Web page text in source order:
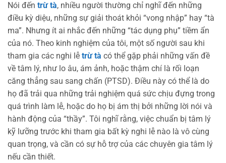
Nói đến trừ tà, nhiều người thường chỉ nghĩ đến những
điều kỳ diệu, những sự giải thoát khỏi “vong nhập” hay “tà
ma”. Nhưng ít ai nhắc đến những “tác dụng phụ” tiềm ẩn
của nó. Theo kinh nghiệm của tôi, một số người sau khi
tham gia các nghi lễ trừ tà có thể gặp phải những vấn đề
về tâm lý, như lo âu, ám ảnh, hoặc thậm chí là rối loạn
căng thẳng sau sang chấn (PTSD). Điều này có thể là do
họ đã trải qua những trải nghiệm quá sức chịu đựng trong
quá trình làm lễ, hoặc do họ bị ám thị bởi những lời nói và
hành động của “thầy”. Tôi nghĩ rằng, việc chuẩn bị tâm lý
kỹ lưỡng trước khi tham gia bất kỳ nghi lễ nào là vô cùng
quan trọng, và cần có sự hỗ trợ của các chuyên gia tâm lý
nếu cần thiết.